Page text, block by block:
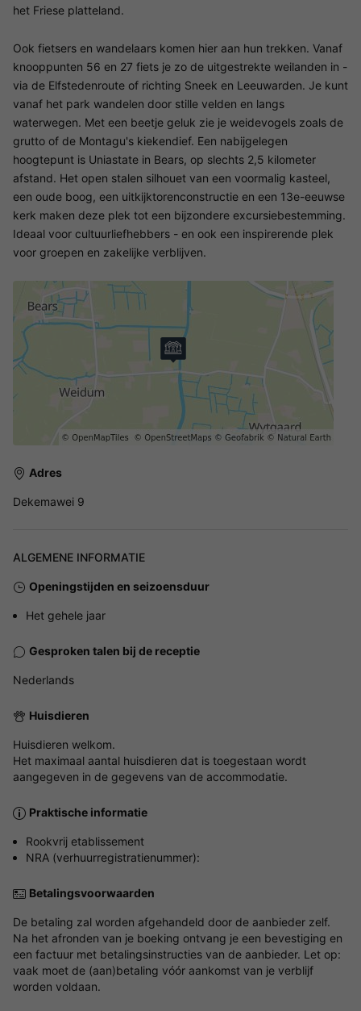
het Friese platteland.
Ook fietsers en wandelaars komen hier aan hun trekken. Vanaf
knooppunten 56 en 27 fiets je zo de uitgestrekte weilanden in -
via de Elfstedenroute of richting Sneek en Leeuwarden. Je kunt
vanaf het park wandelen door stille velden en langs
waterwegen. Met een beetje geluk zie je weidevogels zoals de
grutto of de Montagu's kiekendief. Een nabijgelegen
hoogtepunt is Uniastate in Bears, op slechts 2,5 kilometer
afstand. Het open stalen silhouet van een voormalig kasteel,
een oude boog, een uitkijktorenconstructie en een 13e-eeuwse
kerk maken deze plek tot een bijzondere excursiebestemming.
Ideaal voor cultuurliefhebbers - en ook een inspirerende plek
voor groepen en zakelijke verblijven.
Adres
Dekemawei 9
ALGEMENE INFORMATIE
Openingstijden en seizoensduur
Het gehele jaar
Gesproken talen bij de receptie
Nederlands
Huisdieren
Huisdieren welkom.
Het maximaal aantal huisdieren dat is toegestaan wordt
aangegeven in de gegevens van de accommodatie.
Praktische informatie
Rookvrij etablissement
NRA (verhuurregistratienummer):
Betalingsvoorwaarden
De betaling zal worden afgehandeld door de aanbieder zelf.
Na het afronden van je boeking ontvang je een bevestiging en
een factuur met betalingsinstructies van de aanbieder. Let op:
vaak moet de (aan)betaling vóór aankomst van je verblijf
worden voldaan.